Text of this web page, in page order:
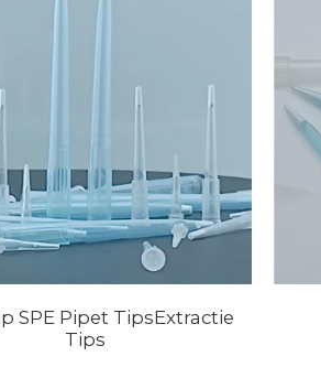
SPE Pipet TipsExtractie
Tips